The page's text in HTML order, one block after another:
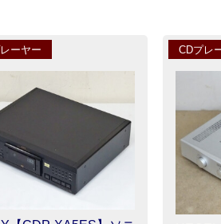
ーヤー CDプレ